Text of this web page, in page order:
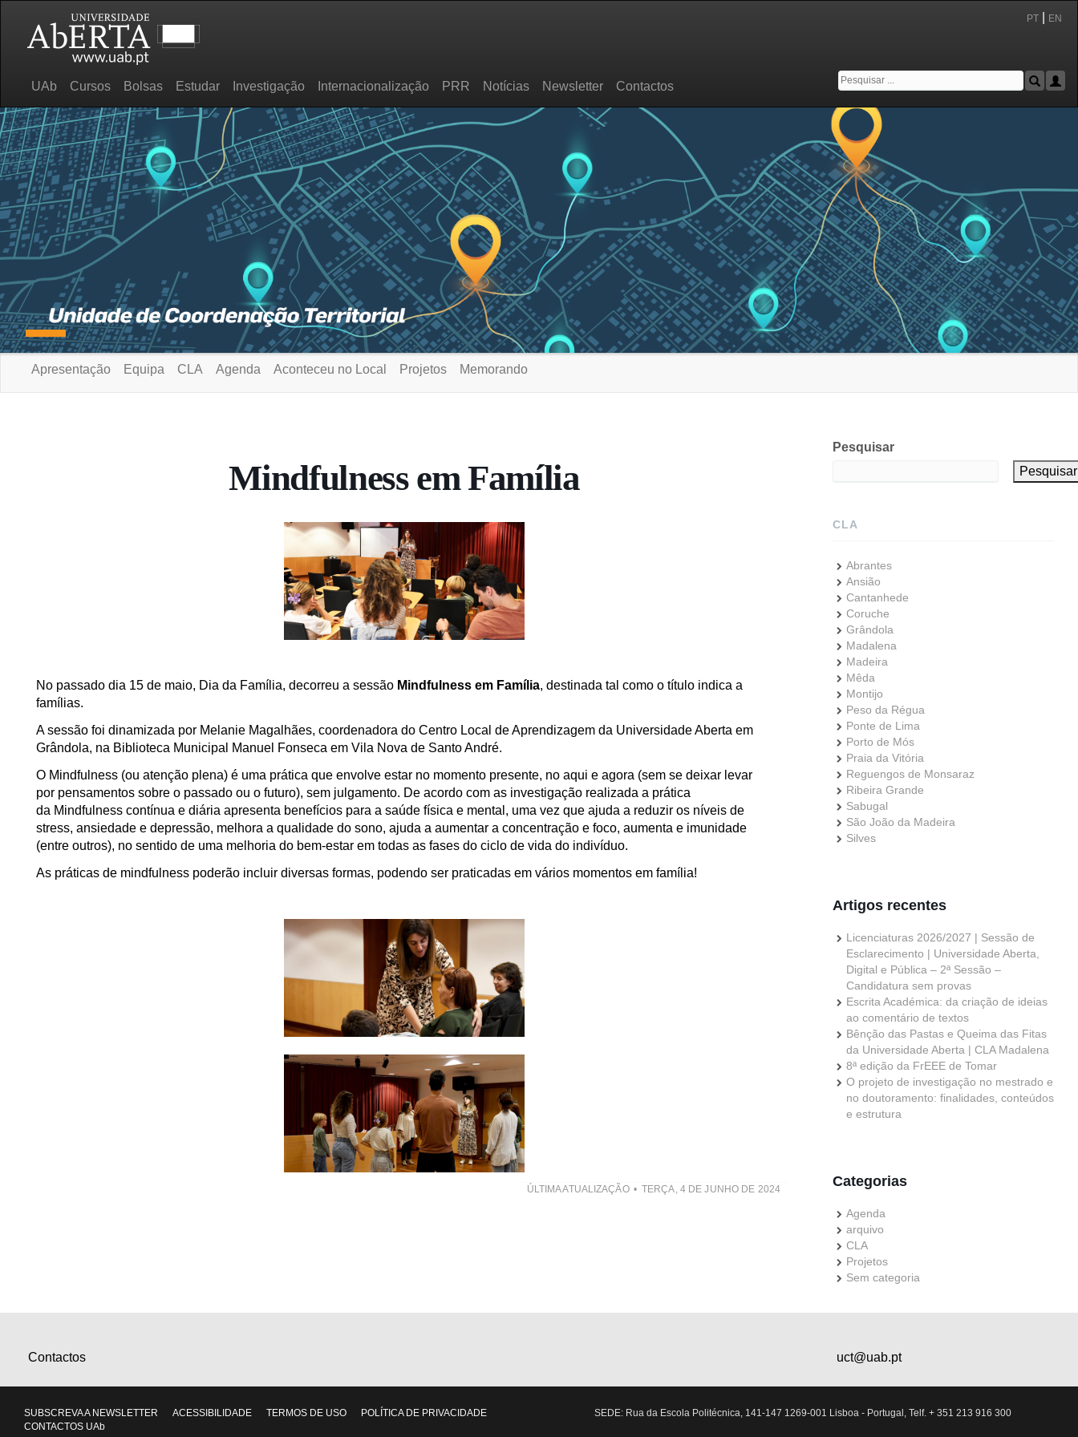
PT| EN
UAb Cursos Bolsas Estudar Investigação Internacionalização PRR Notícias Newsletter Contactos
Apresentação Equipa CLA Agenda Aconteceu no Local Projetos Memorando
Mindfulness em Família
No passado dia 15 de maio, Dia da Família, decorreu a sessão Mindfulness em Família, destinada tal como o título indica a
famílias.
A sessão foi dinamizada por Melanie Magalhães, coordenadora do Centro Local de Aprendizagem da Universidade Aberta em
Grândola, na Biblioteca Municipal Manuel Fonseca em Vila Nova de Santo André.
O Mindfulness (ou atenção plena) é uma prática que envolve estar no momento presente, no aqui e agora (sem se deixar levar
por pensamentos sobre o passado ou o futuro), sem julgamento. De acordo com as investigação realizada a prática
da Mindfulness contínua e diária apresenta benefícios para a saúde física e mental, uma vez que ajuda a reduzir os níveis de
stress, ansiedade e depressão, melhora a qualidade do sono, ajuda a aumentar a concentração e foco, aumenta e imunidade
(entre outros), no sentido de uma melhoria do bem-estar em todas as fases do ciclo de vida do indivíduo.
As práticas de mindfulness poderão incluir diversas formas, podendo ser praticadas em vários momentos em família!
ÚLTIMA ATUALIZAÇÃO TERÇA, 4 DE JUNHO DE 2024
Pesquisar
Pesquisar
CLA
Abrantes
Ansião
Cantanhede
Coruche
Grândola
Madalena
Madeira
Mêda
Montijo
Peso da Régua
Ponte de Lima
Porto de Mós
Praia da Vitória
Reguengos de Monsaraz
Ribeira Grande
Sabugal
São João da Madeira
Silves
Artigos recentes
Licenciaturas 2026/2027 | Sessão de
Esclarecimento | Universidade Aberta,
Digital e Pública – 2ª Sessão –
Candidatura sem provas
Escrita Académica: da criação de ideias
ao comentário de textos
Bênção das Pastas e Queima das Fitas
da Universidade Aberta | CLA Madalena
8ª edição da FrEEE de Tomar
O projeto de investigação no mestrado e
no doutoramento: finalidades, conteúdos
e estrutura
Categorias
Agenda
arquivo
CLA
Projetos
Sem categoria
Contactos uct@uab.pt
SUBSCREVA A NEWSLETTER ACESSIBILIDADE TERMOS DE USO
POLÍTICA DE PRIVACIDADE
CONTACTOS UAb
SEDE: Rua da Escola Politécnica, 141-147 1269-001 Lisboa - Portugal, Telf. + 351 213 916 300